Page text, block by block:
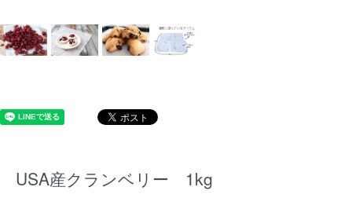
USA産クランベリー 1kg